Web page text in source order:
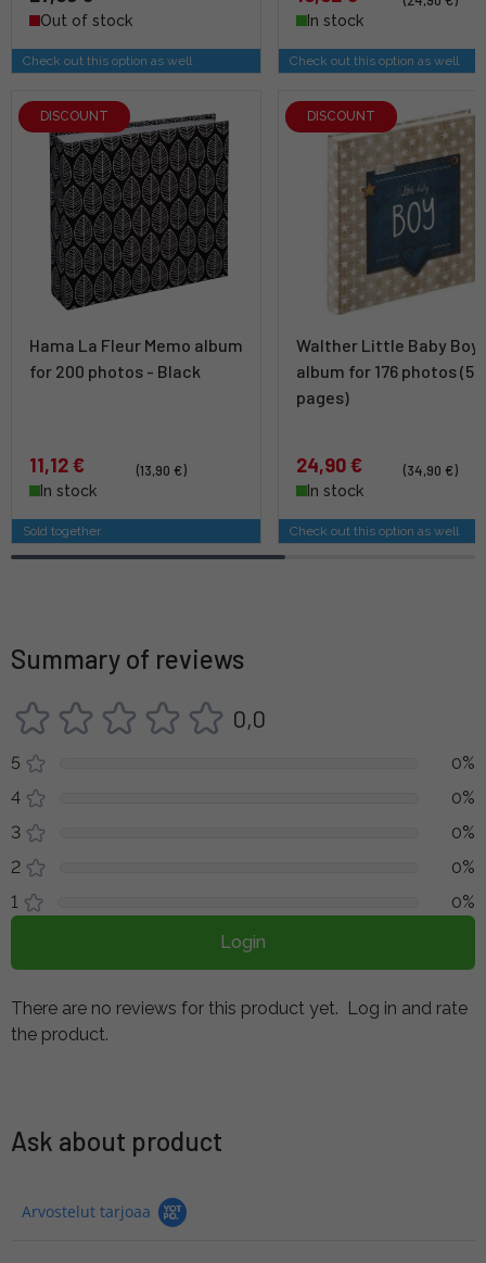
Out of stock
Check out this option as well
In stock
Check out this option as well
DISCOUNT
Hama La Fleur Memo album
for 200 photos - Black
11,12 €
(13,90 €)
In stock
Sold together
DISCOUNT
Walther Little Baby Boy
album for 176 photos (50
pages)
24,90 €
(34,90 €)
In stock
Check out this option as well
Summary of reviews
0,0
5
0%
4
0%
3
0%
2
0%
1
0%
Login
There are no reviews for this product yet. Log in and rate
the product.
Ask about product
Arvostelut tarjoaa